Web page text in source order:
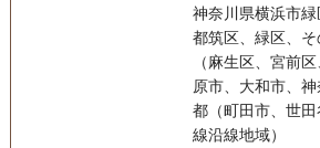
神奈川県横浜市緑
都筑区、緑区、
（麻生区、宮前
原市、大和市、
都（町田市、世
線沿線地域）